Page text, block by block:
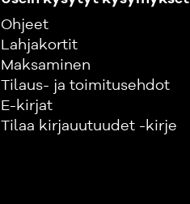
Ohjeet
Lahjakortit
Maksaminen
Tilaus- ja toimitusehdot
E-kirjat
Tilaa kirjauutuudet -kirje